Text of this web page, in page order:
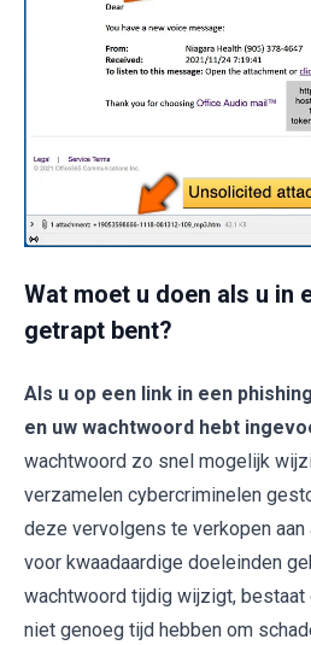
Wat moet u doen als u in
getrapt bent?
Als u op een link in een
en uw wachtwoord hebt
wachtwoord zo snel mogelijk
verzamelen cybercriminelen
deze vervolgens te verkopen
voor kwaadaardige doeleinden
wachtwoord tijdig wijzigt, bestaat
niet genoeg tijd hebben om